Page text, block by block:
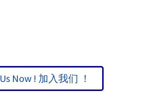
Now ! 加入我们 ！